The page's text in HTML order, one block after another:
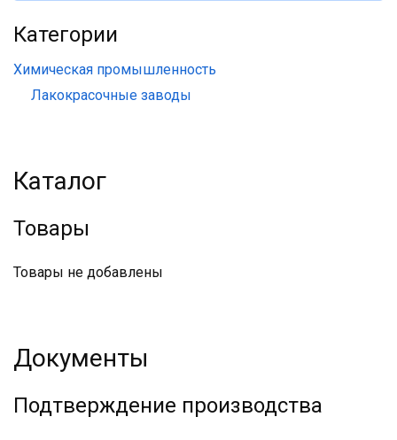
Категории
Химическая промышленность
Лакокрасочные заводы
Каталог
Товары
Товары не добавлены
Документы
Подтверждение производства